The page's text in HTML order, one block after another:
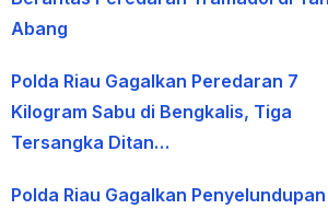
Abang
Polda Riau Gagalkan Peredaran 7
Kilogram Sabu di Bengkalis, Tiga
Tersangka Ditan…
Polda Riau Gagalkan